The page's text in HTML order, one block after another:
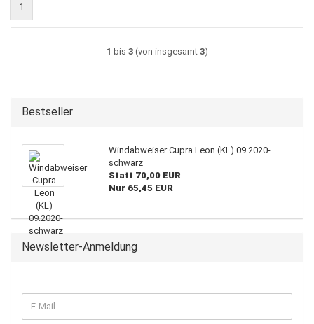
1
1 bis 3(von insgesamt 3)
Bestseller
Windabweiser Cupra Leon (KL) 09.2020-
schwarz
Statt 70,00 EUR
Nur 65,45 EUR
Newsletter-Anmeldung
ZUR
E-
Mail